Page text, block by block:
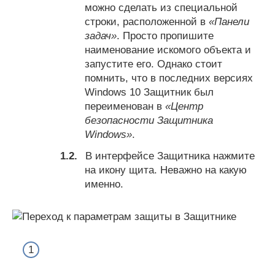
можно сделать из специальной
строки, расположенной в «Панели
задач». Просто пропишите
наименование искомого объекта и
запустите его. Однако стоит
помнить, что в последних версиях
Windows 10 Защитник был
переименован в «Центр
безопасности Защитника
Windows».
В интерфейсе Защитника нажмите
на икону щита. Неважно на какую
именно.